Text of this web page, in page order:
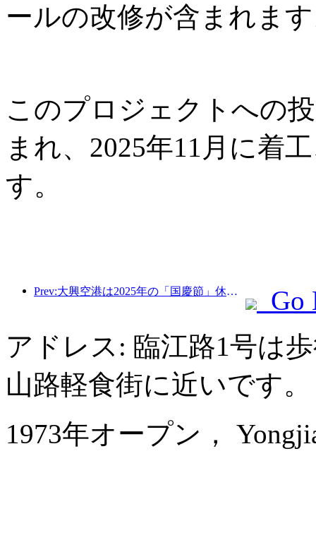
ールの改修が含まれま
このプロジェクトへの
まれ、2025年11月に着
す。
Prev:大興空港は2025年の「国慶節」休暇中に130万人以上の乗客を輸送する予定だ。
Go
アドレス: 臨江路1号は
山路軽食街に近いです。
1973年オープン，